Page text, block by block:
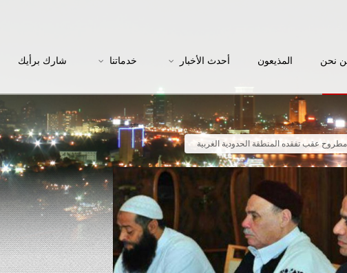
نحن المذيعون أحدث الأخبار خدماتنا شارك برأيك
عقب تفقده المنطقة الحدودية الغربية